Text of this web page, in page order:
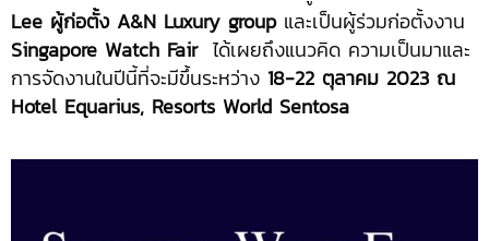
Lee ผู้ก่อตั้ง A&N Luxury groupและเป็นผู้ร่วมก่อตั้งงาน
Singapore Watch Fairได้เผยถึงแนวคิด ความเป็นมาและ
การจัดงานในปีนี้ที่จะมีขึ้นระหว่าง 18-22 ตุลาคม 2023 ณ
Hotel Equarius, Resorts World Sentosa